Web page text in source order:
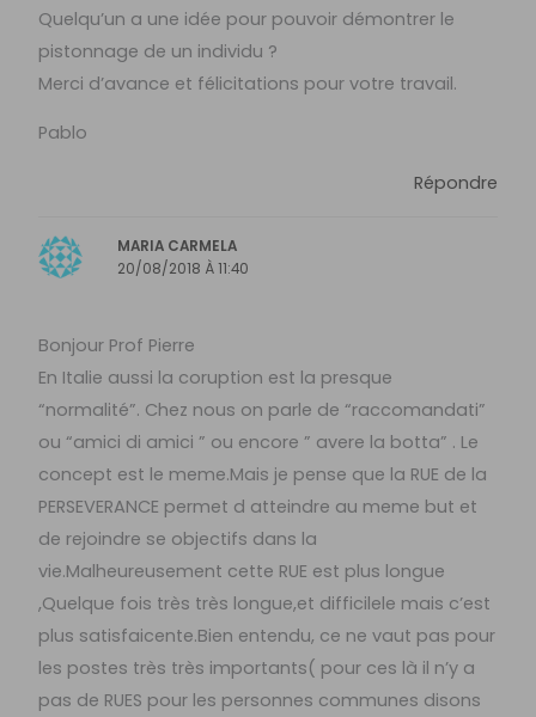
Quelqu’un a une idée pour pouvoir démontrer le
pistonnage de un individu ?
Merci d’avance et félicitations pour votre travail.
Pablo
Répondre
MARIA CARMELA
20/08/2018 À 11:40
Bonjour Prof Pierre
En Italie aussi la coruption est la presque
“normalité”. Chez nous on parle de “raccomandati”
ou “amici di amici ” ou encore ” avere la botta” . Le
concept est le meme.Mais je pense que la RUE de la
PERSEVERANCE permet d atteindre au meme but et
de rejoindre se objectifs dans la
vie.Malheureusement cette RUE est plus longue
,Quelque fois très très longue,et difficilele mais c’est
plus satisfaicente.Bien entendu, ce ne vaut pas pour
les postes très très importants( pour ces là il n’y a
pas de RUES pour les personnes communes disons